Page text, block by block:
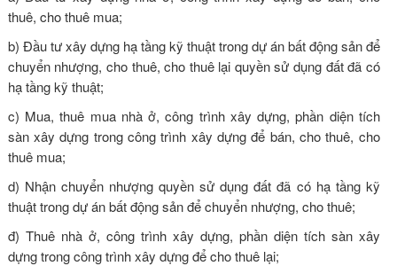
thuê, cho thuê mua;
b) Đầu tư xây dựng hạ tầng kỹ thuật trong dự án bất động sản để
chuyển nhượng, cho thuê, cho thuê lại quyền sử dụng đất đã có
hạ tầng kỹ thuật;
c) Mua, thuê mua nhà ở, công trình xây dựng, phần diện tích
sàn xây dựng trong công trình xây dựng để bán, cho thuê, cho
thuê mua;
d) Nhận chuyển nhượng quyền sử dụng đất đã có hạ tầng kỹ
thuật trong dự án bất động sản để chuyển nhượng, cho thuê;
đ) Thuê nhà ở, công trình xây dựng, phần diện tích sàn xây
dựng trong công trình xây dựng để cho thuê lại;